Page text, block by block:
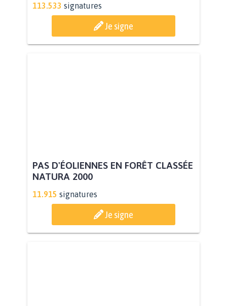
113.533 signatures
Je signe
PAS D'ÉOLIENNES EN FORÊT CLASSÉE
NATURA 2000
11.915 signatures
Je signe